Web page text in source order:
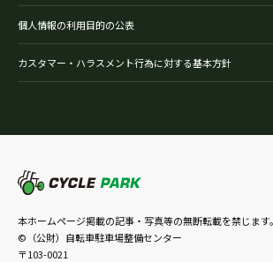
個人情報の利用目的の公表
カスタマー・ハラスメント行為に対する基本方針
本ホームページ掲載の記事・写真等の無断転載を禁じます。
©（公財）自転車駐車場整備センター
〒103-0021